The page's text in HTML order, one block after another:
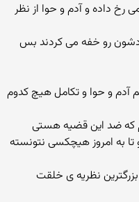
رخ داده و آدم و حوا از نظر
رو خفه می كردند بس
و حوا و تكامل هیچ كدوم
تا به امروز هیچكسی نتونسته
نظریه ی خلقت